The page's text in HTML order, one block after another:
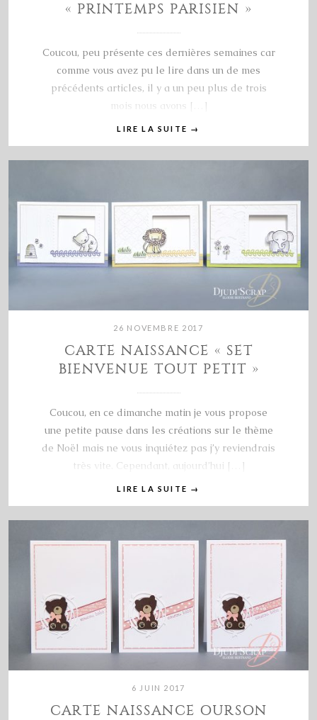
« PRINTEMPS PARISIEN »
Coucou, peu présente ces dernières semaines car
comme vous avez pu le lire dans un de mes
précédents articles, il y a un peu plus de trois
mois nous avons […]
LIRE LA SUITE →
26 NOVEMBRE 2017
CARTE NAISSANCE « SET
BIENVENUE TOUT PETIT »
Coucou, en ce dimanche matin je vous propose
une petite pause dans les créations sur le thème
de Noël mais ne vous inquiétez pas j’y reviendrais
très vite. Cependant, aujourd’hui […]
LIRE LA SUITE →
6 JUIN 2017
CARTE NAISSANCE OURSON